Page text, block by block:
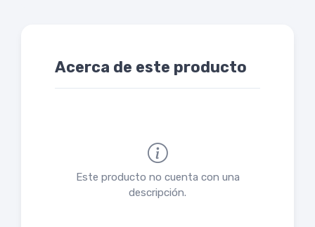
Acerca de este producto
Este producto no cuenta con una
descripción.